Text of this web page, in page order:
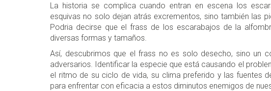
La historia se complica cuando entran en escena los
esquivas no solo dejan atrás excrementos, sino también las
Podria decirse que el frass de los escarabajos de la
diversas formas y tamaños.
Así, descubrimos que el frass no es solo desecho, sino un
adversarios. Identificar la especie que está causando el
el ritmo de su ciclo de vida, su clima preferido y las fuentes
para enfrentar con eficacia a estos diminutos enemigos de